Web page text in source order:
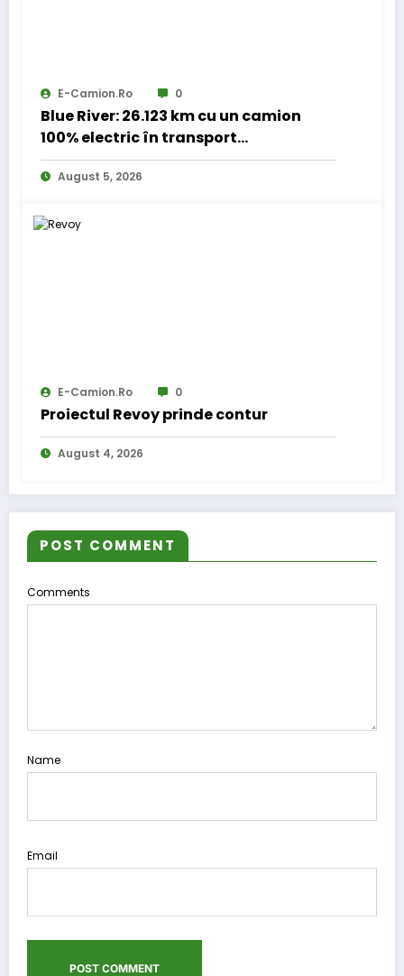
E-Camion.ro 0
Blue River: 26.123 km cu un camion
100% electric în transport
internațional
August 5, 2026
E-Camion.ro 0
Proiectul Revoy prinde contur
August 4, 2026
POST COMMENT
Comments
Name
Email